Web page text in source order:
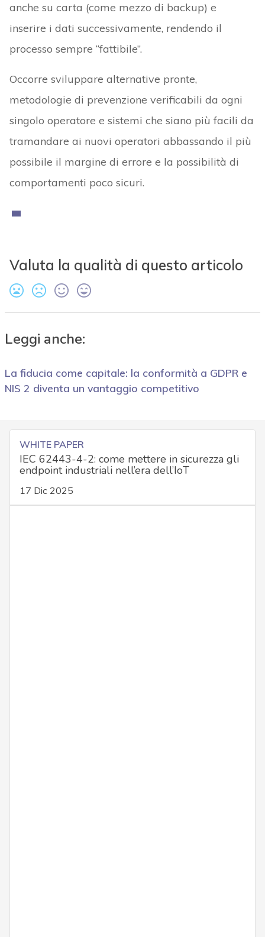
anche su carta (come mezzo di backup) e
inserire i dati successivamente, rendendo il
processo sempre “fattibile”.
Occorre sviluppare alternative pronte,
metodologie di prevenzione verificabili da ogni
singolo operatore e sistemi che siano più facili da
tramandare ai nuovi operatori abbassando il più
possibile il margine di errore e la possibilità di
comportamenti poco sicuri.
Valuta la qualità di questo articolo
Leggi anche:
La fiducia come capitale: la conformità a GDPR e
NIS 2 diventa un vantaggio competitivo
WHITE PAPER
IEC 62443-4-2: come mettere in sicurezza gli
endpoint industriali nell’era dell’IoT
17 Dic 2025